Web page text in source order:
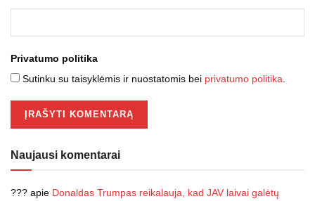
Privatumo politika
Sutinku su taisyklėmis ir nuostatomis bei privatumo politika
Naujausi komentarai
??? apie Donaldas Trumpas reikalauja, kad JAV laivai galėtų